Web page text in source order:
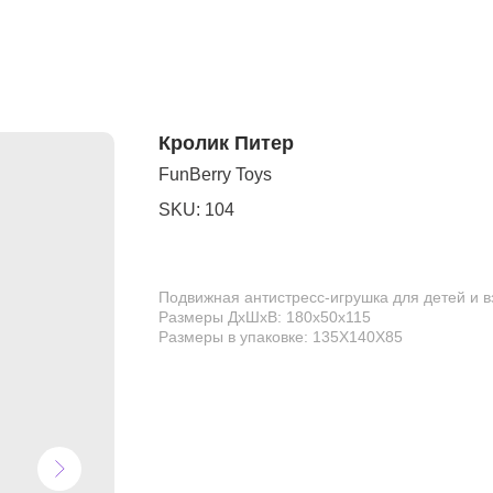
Кролик Питер
FunBerry Toys
SKU: 104
Подвижная антистресс-игрушка для детей и
Размеры ДхШхВ: 180х50х115
Размеры в упаковке: 135Х140Х85